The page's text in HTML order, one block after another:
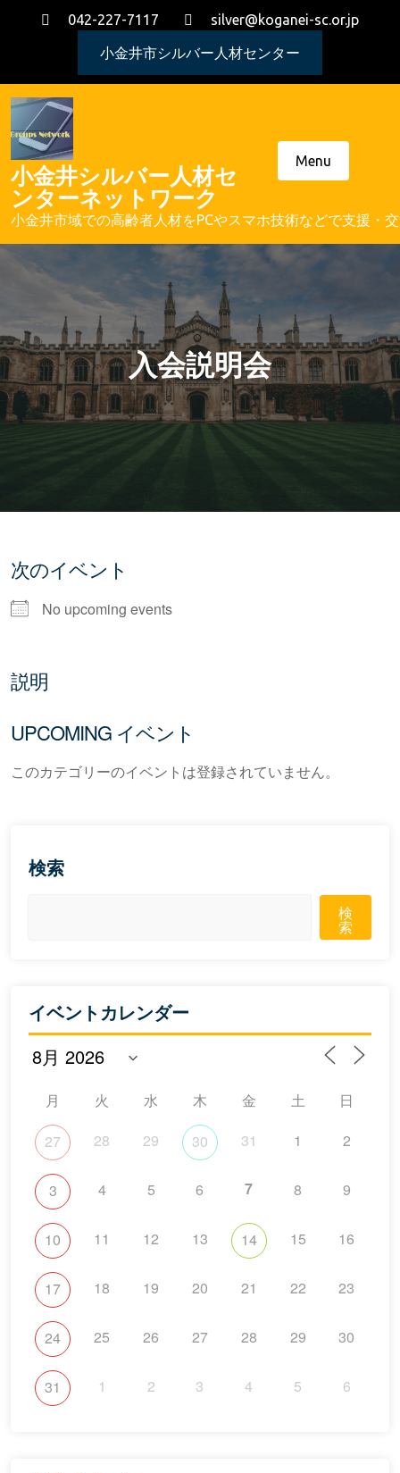
042-227-7117 silver@koganei-sc.or.jp
小金井市シルバー人材センター
小金井シルバー人材セ
ンターネットワーク
小金井市域での高齢者人材をPCやスマホ技術などで支援・
Menu
入会説明会
次のイベント
No upcoming events
説明
UPCOMING イベント
このカテゴリーのイベントは登録されていません。
検索
検
索
イベントカレンダー
月 火 水 木 金 土 日
27 28 29 30 31 1 2
3 4 5 6 7 8 9
10 11 12 13 14 15 16
17 18 19 20 21 22 23
24 25 26 27 28 29 30
31 1 2 3 4 5 6